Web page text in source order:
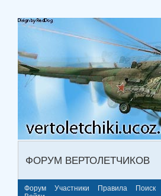
ФОРУМ ВЕРТОЛЕТЧИКОВ
Форум Участники Правила Поиск